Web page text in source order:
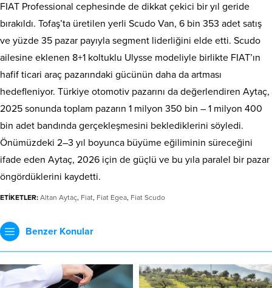
FIAT Professional cephesinde de dikkat çekici bir yıl geride
bırakıldı. Tofaş’ta üretilen yerli Scudo Van, 6 bin 353 adet satış
ve yüzde 35 pazar payıyla segment liderliğini elde etti. Scudo
ailesine eklenen 8+1 koltuklu Ulysse modeliyle birlikte FIAT’ın
hafif ticari araç pazarındaki gücünün daha da artması
hedefleniyor. Türkiye otomotiv pazarını da değerlendiren Aytaç,
2025 sonunda toplam pazarın 1 milyon 350 bin – 1 milyon 400
bin adet bandında gerçekleşmesini beklediklerini söyledi.
Önümüzdeki 2–3 yıl boyunca büyüme eğiliminin süreceğini
ifade eden Aytaç, 2026 için de güçlü ve bu yıla paralel bir pazar
öngördüklerini kaydetti.
ETİKETLER: Altan Aytaç, Fiat, Fiat Egea, Fiat Scudo
Benzer Konular